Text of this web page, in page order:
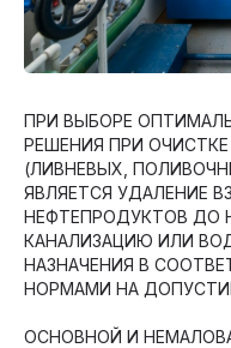
ПРИ ВЫБОРЕ
РЕШЕНИЯ ПРИ
(ЛИВНЕВЫХ,
ЯВЛЯЕТСЯ УДАЛЕНИЕ
НЕФТЕПРОДУКТОВ ДО
КАНАЛИЗАЦИЮ ИЛИ
НАЗНАЧЕНИЯ В
НОРМАМИ НА
ОСНОВНОЙ И